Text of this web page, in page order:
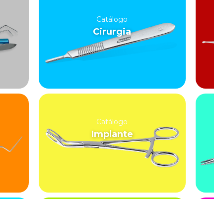
Catálogo
Cirurgia
Catálogo
Implante